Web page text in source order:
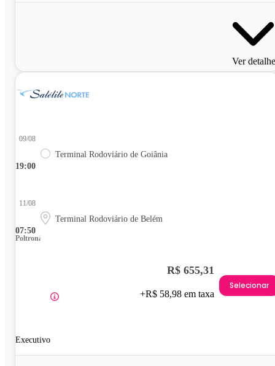
Ver
19:00
09/08
Terminal Rodoviário de Goiânia
07:50
11/08
Terminal Rodoviário de Belém
Poltrona
Executivo
R$ 655,31
+R$ 58,98 em taxa
Selecionar